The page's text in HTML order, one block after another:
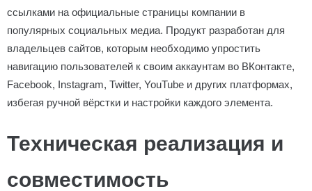
ссылками на официальные страницы компании в
популярных социальных медиа. Продукт разработан для
владельцев сайтов, которым необходимо упростить
навигацию пользователей к своим аккаунтам во ВКонтакте,
Facebook, Instagram, Twitter, YouTube и других платформах,
избегая ручной вёрстки и настройки каждого элемента.
Техническая реализация и
совместимость